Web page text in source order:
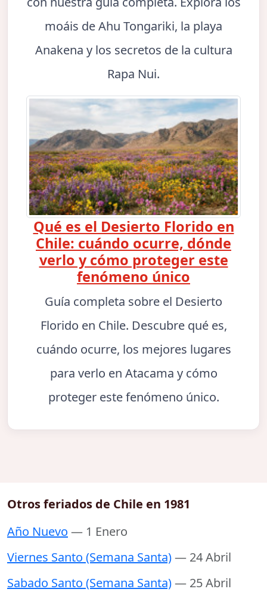
moáis de Ahu Tongariki, la playa
Anakena y los secretos de la cultura
Rapa Nui.
Qué es el Desierto Florido en
Chile: cuándo ocurre, dónde
verlo y cómo proteger este
fenómeno único
Guía completa sobre el Desierto
Florido en Chile. Descubre qué es,
cuándo ocurre, los mejores lugares
para verlo en Atacama y cómo
proteger este fenómeno único.
Otros feriados de Chile en 1981
Año Nuevo — 1 Enero
Viernes Santo (Semana Santa)— 24 Abril
Sabado Santo (Semana Santa)— 25 Abril